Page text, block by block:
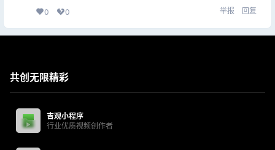
0 0 举报 回复
共创无限精彩
吉观小程序
行业优质视频创作者